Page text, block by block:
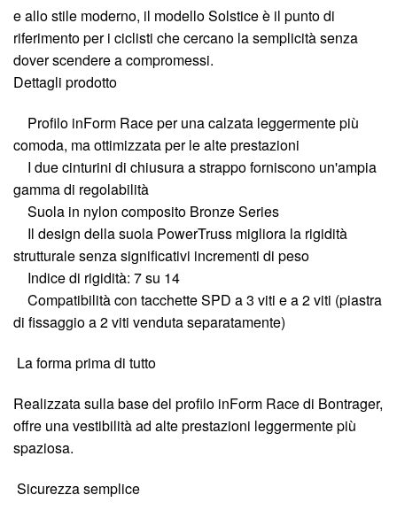
e allo stile moderno, il modello Solstice è il punto di
riferimento per i ciclisti che cercano la semplicità senza
dover scendere a compromessi.
Dettagli prodotto
Profilo inForm Race per una calzata leggermente più
comoda, ma ottimizzata per le alte prestazioni
I due cinturini di chiusura a strappo forniscono un'ampia
gamma di regolabilità
Suola in nylon composito Bronze Series
Il design della suola PowerTruss migliora la rigidità
strutturale senza significativi incrementi di peso
Indice di rigidità: 7 su 14
Compatibilità con tacchette SPD a 3 viti e a 2 viti (piastra
di fissaggio a 2 viti venduta separatamente)
La forma prima di tutto
Realizzata sulla base del profilo inForm Race di Bontrager,
offre una vestibilità ad alte prestazioni leggermente più
spaziosa.
Sicurezza semplice